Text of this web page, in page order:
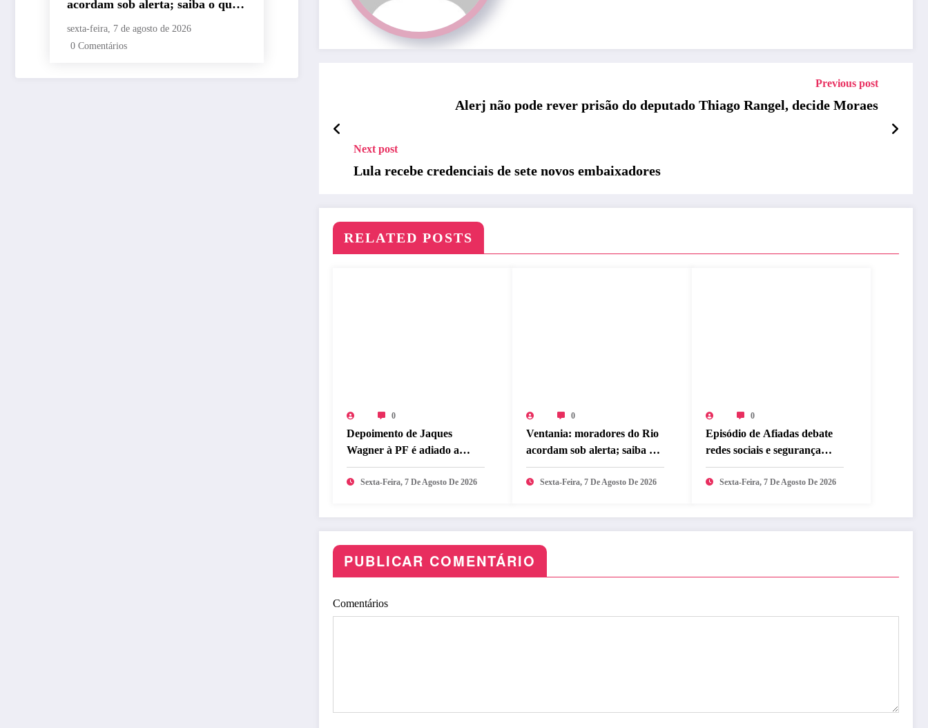
acordam sob alerta; saiba o que
fazer
sexta-feira, 7 de agosto de 2026
0 Comentários
Previous post
Alerj não pode rever prisão do deputado Thiago Rangel, decide Moraes
Next post
Lula recebe credenciais de sete novos embaixadores
RELATED POSTS
0
Depoimento de Jaques
Wagner à PF é adiado a
pedido da defesa
Sexta-Feira, 7 De Agosto De 2026
0
Ventania: moradores do Rio
acordam sob alerta; saiba o
que fazer
Sexta-Feira, 7 De Agosto De 2026
0
Episódio de Afiadas debate
redes sociais e segurança
digital
Sexta-Feira, 7 De Agosto De 2026
PUBLICAR COMENTÁRIO
Comentários